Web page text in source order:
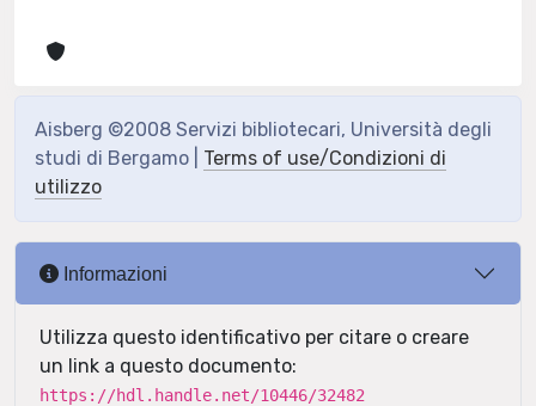
Aisberg ©2008 Servizi bibliotecari, Università degli
studi di Bergamo | Terms of use/Condizioni di
utilizzo
Informazioni
Utilizza questo identificativo per citare o creare
un link a questo documento:
https://hdl.handle.net/10446/32482